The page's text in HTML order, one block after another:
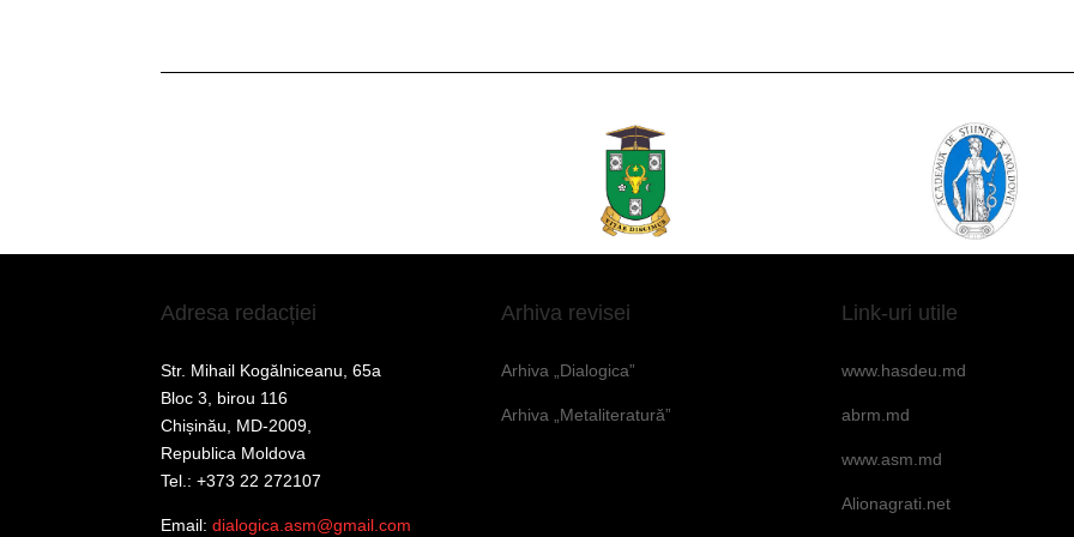
Adresa redacției Arhiva revisei Link-uri utile
Str. Mihail Kogălniceanu, 65a
Bloc 3, birou 116
Chișinău, MD-2009,
Republica Moldova
Tel.: +373 22 272107
Email:dialogica.asm@gmail.com
Arhiva „Dialogica”
Arhiva „Metaliteratură”
www.hasdeu.md
abrm.md
www.asm.md
Alionagrati.net